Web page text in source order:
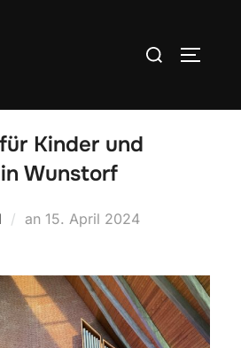
Kinder und
Wunstorf
an 15. April 2024